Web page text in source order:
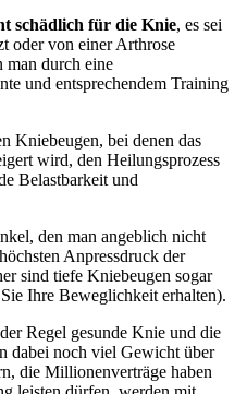
schädlich für die Knie, es sei
oder von einer Arthrose
man durch eine
und entsprechendem Training
Kniebeugen, bei denen das
wird, den Heilungsprozess
Belastbarkeit und
den man angeblich nicht
Anpressdruck der
sind tiefe Kniebeugen sogar
Ihre Beweglichkeit erhalten).
Regel gesunde Knie und die
dabei noch viel Gewicht über
die Millionenverträge haben